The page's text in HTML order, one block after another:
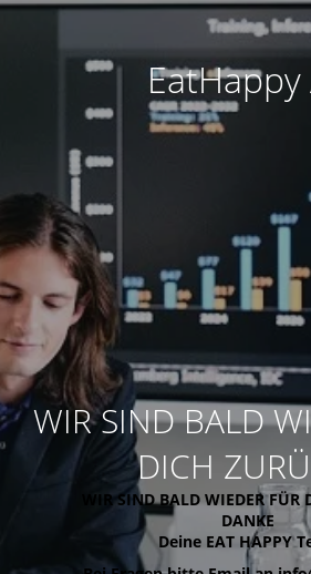
EatHappy
WIR SIND BALD
DICH
WIR SIND BALD WIEDER FÜR
DANKE
Deine EAT HAPPY